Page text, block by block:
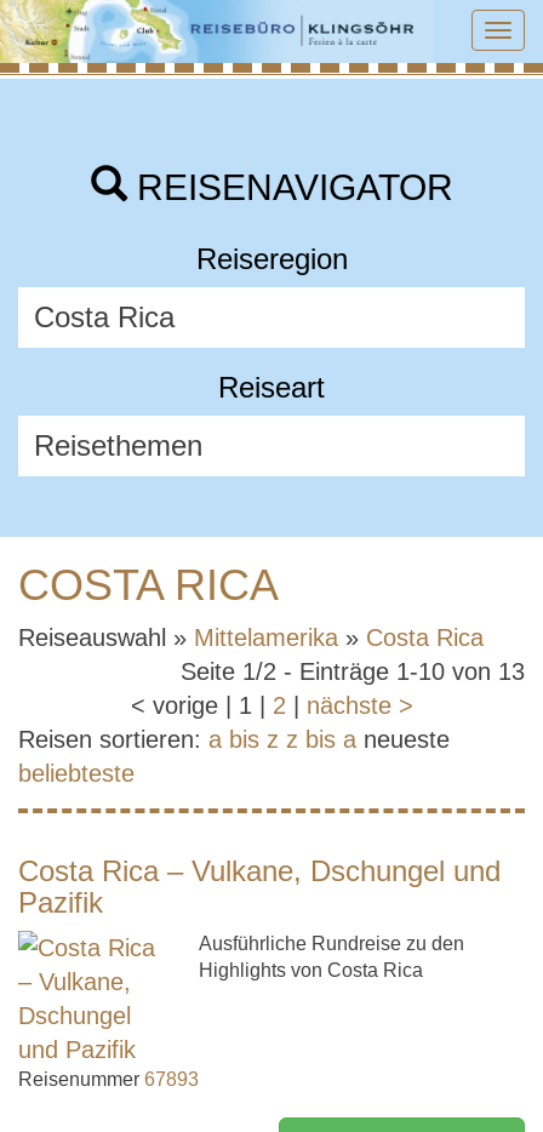
REISENAVIGATOR
Reiseregion
Reiseart
COSTA RICA
Reiseauswahl » Mittelamerika » Costa Rica
Seite 1/2 - Einträge 1-10 von 13
< vorige 1 2 nächste >
Reisen sortieren: a bis z z bis a neueste
beliebteste
Costa Rica – Vulkane, Dschungel und
Pazifik
Ausführliche Rundreise zu den
Highlights von Costa Rica
Reisenummer 67893